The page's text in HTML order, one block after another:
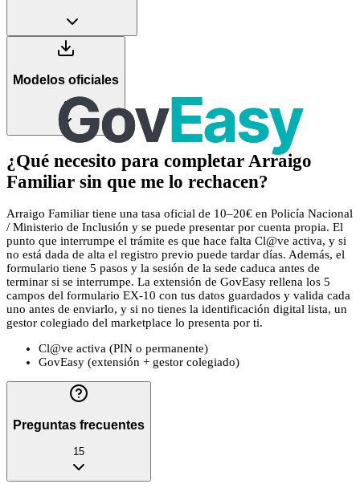
Modelos oficiales
3
¿Qué necesito para completar Arraigo
Familiar sin que me lo rechacen?
Arraigo Familiar tiene una tasa oficial de 10–20€ en Policía Nacional
/ Ministerio de Inclusión y se puede presentar por cuenta propia. El
punto que interrumpe el trámite es que hace falta Cl@ve activa, y si
no está dada de alta el registro previo puede tardar días. Además, el
formulario tiene 5 pasos y la sesión de la sede caduca antes de
terminar si se interrumpe. La extensión de GovEasy rellena los 5
campos del formulario EX-10 con tus datos guardados y valida cada
uno antes de enviarlo, y si no tienes la identificación digital lista, un
gestor colegiado del marketplace lo presenta por ti.
Cl@ve activa (PIN o permanente)
GovEasy (extensión + gestor colegiado)
Preguntas frecuentes
15